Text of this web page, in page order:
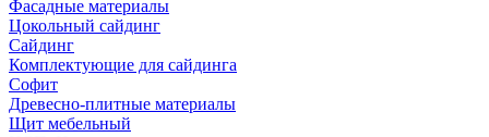
Фасадные материалы
Цокольный сайдинг
Сайдинг
Комплектующие для сайдинга
Софит
Древесно-плитные материалы
Щит мебельный